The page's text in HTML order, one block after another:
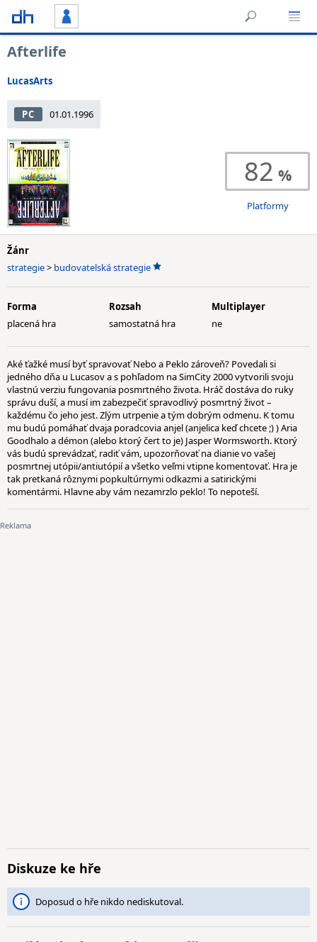
Afterlife
LucasArts
PC 01.01.1996
82
Platformy
Žánr
strategie> budovatelská strategie
Forma
placená hra
Rozsah
samostatná hra
Multiplayer
ne
Aké ťažké musí byť spravovať Nebo a Peklo zároveň? Povedali si
jedného dňa u Lucasov a s pohľadom na SimCity 2000 vytvorili svoju
vlastnú verziu fungovania posmrtného života. Hráč dostáva do ruky
správu duší, a musí im zabezpečiť spravodlivý posmrtný život –
každému čo jeho jest. Zlým utrpenie a tým dobrým odmenu. K tomu
mu budú pomáhať dvaja poradcovia anjel (anjelica keď chcete ;) ) Aria
Goodhalo a démon (alebo ktorý čert to je) Jasper Wormsworth. Ktorý
vás budú sprevádzať, radiť vám, upozorňovať na dianie vo vašej
posmrtnej utópii/antiutópií a všetko veľmi vtipne komentovať. Hra je
tak pretkaná rôznymi popkultúrnymi odkazmi a satirickými
komentármi. Hlavne aby vám nezamrzlo peklo! To nepoteší.
Diskuze ke hře
Doposud o hře nikdo nediskutoval.